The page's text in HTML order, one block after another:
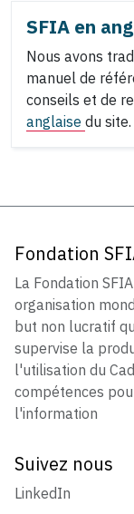
SFIA en
Nous avons
manuel de
conseils et de
anglaise du site.
Fondation
La Fondation
organisation
but non lucratif
supervise la
l'utilisation du
compétences
l'information
Suivez nous
LinkedIn